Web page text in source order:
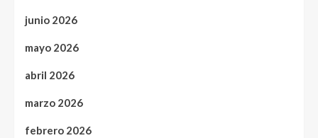
junio 2026
mayo 2026
abril 2026
marzo 2026
febrero 2026